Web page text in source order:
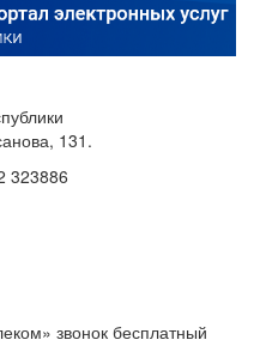
131.
323886
звонок бесплатный